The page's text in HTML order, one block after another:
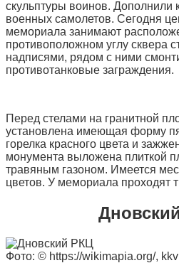
скульптуры воинов. Дополнили
военных самолетов. Сегодня
мемориала занимают
противоположном углу сквера
надписями, рядом с ними
противотанковые заграждения.
Перед стелами на гранитной
установлена имеющая форму
горелка красного цвета и
монумента выложена плиткой
травяным газоном. Имеется
цветов. У мемориала проходят
Фото: © https://wikimapia.org/,